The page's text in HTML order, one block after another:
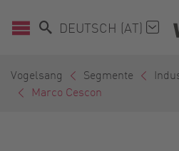
DEUTSCH (AT)
Vogelsang Segmente
Marco Cescon